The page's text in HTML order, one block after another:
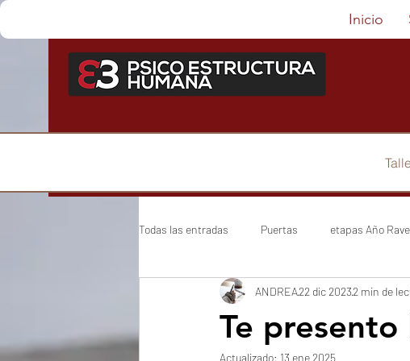
Inicio
Todas las entradas Puertas etapas Año Rave
Te presento
ANDREA22 dic 20232 min de
Actualizado: 13 ene 2025